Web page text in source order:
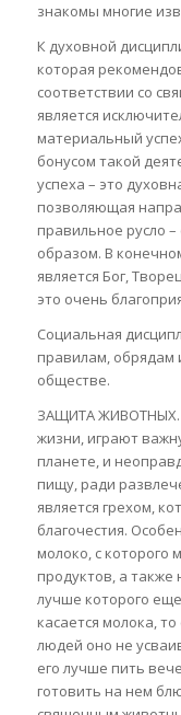
знакомы многие
К духовной
которая
соответствии со
является
материальный
бонусом такой
успеха – это
позволяющая
правильное русло
образом. В
является Бог,
это очень
Социальная
правилам, обрядам
обществе.
ЗАЩИТА ЖИВОТНЫХ.
жизни, играют
планете, и
пищу, ради
является грехом,
благочестия.
молоко, с которого
продуктов, а также
лучше которого
касается молока,
людей оно не
его лучше пить
готовить на нем